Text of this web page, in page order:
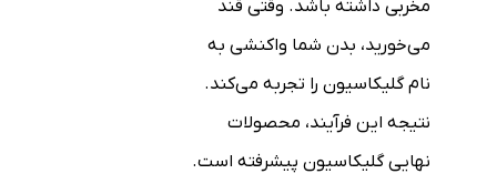
مخربی داشته باشد. وقتی قند
می‌خورید، بدن شما واکنشی به
نام گلیکاسیون را تجربه می‌کند.
نتیجه این فرآیند، محصولات
نهایی گلیکاسیون پیشرفته است.